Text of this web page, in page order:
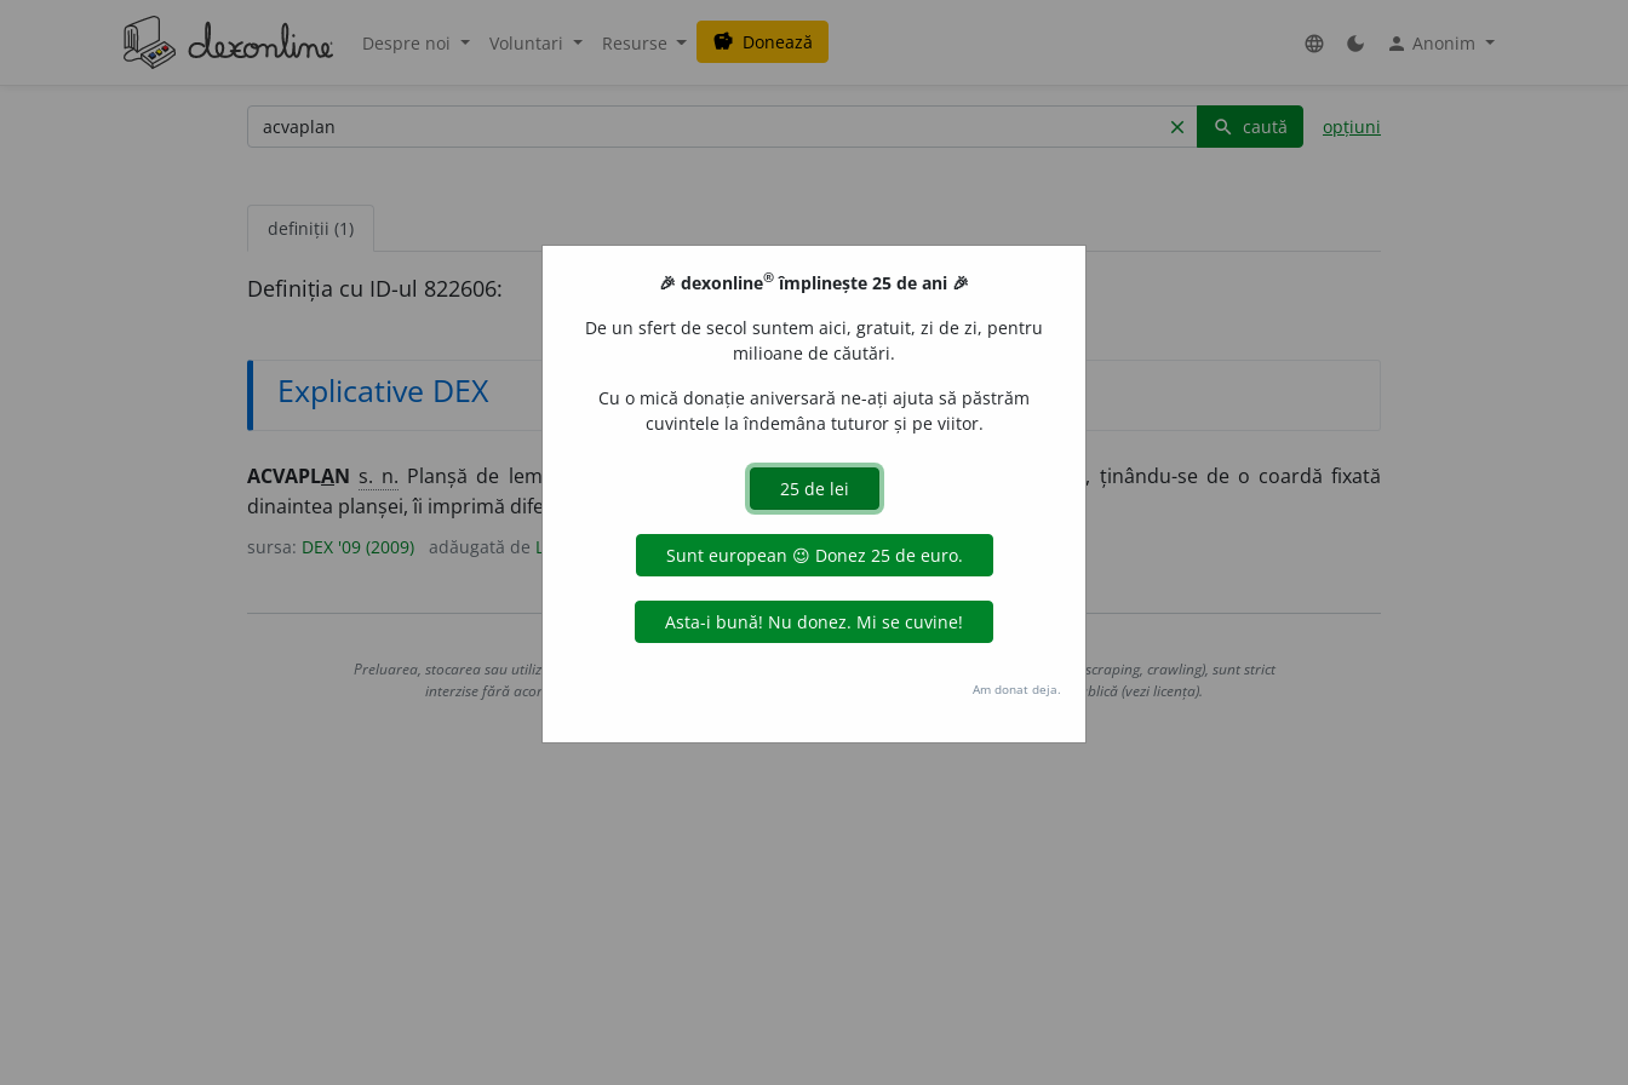
Despre noi Voluntari Resurse savings Donează language dark_mode person Anonim
clear search caută opțiuni
definiții (1)
Definiția cu ID-ul 822606:
Explicative DEX
ACVAPLAN s. n. Planșă de lemn, remorcată de o ambarcație cu motor, căreia sportivul, ținându-se de o coardă fixată
dinaintea planșei, îi imprimă diferite moduri de alunecare pe apă. – Din
sursa: DEX '09 (2009) adăugată de LauraGellner acțiuni
Copyright © 2004-2026 dexonline (https://dexonline.ro)
Preluarea, stocarea sau utilizarea datelor de pe acest site, inclusiv prin orice metode de extragere automată (web scraping, crawling), sunt strict
interzise fără acordul nostru prealabil scris, cu excepția seturilor de date oferite oficial spre utilizare publică (vezi licența).
🎉 dexonline® împlinește 25 de ani 🎉
De un sfert de secol suntem aici, gratuit, zi de zi, pentru
milioane de căutări.
Cu o mică donație aniversară ne-ați ajuta să păstrăm
cuvintele la îndemâna tuturor și pe viitor.
Am donat deja.